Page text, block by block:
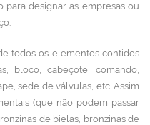
designar as empresas ou
todos os elementos contidos
bloco, cabeçote, comando,
sede de válvulas, etc. Assim
(que não podem passar
de bielas, bronzinas de